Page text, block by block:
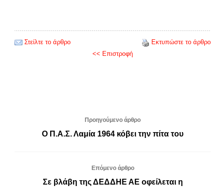
Στείλτε το άρθρο
Εκτυπώστε το άρθρο
<< Επιστροφή
Προηγούμενο άρθρο
Ο Π.Α.Σ. Λαμία 1964 κόβει την πίτα του
Επόμενο άρθρο
Σε βλάβη της ΔΕΔΔΗΕ ΑΕ οφείλεται η